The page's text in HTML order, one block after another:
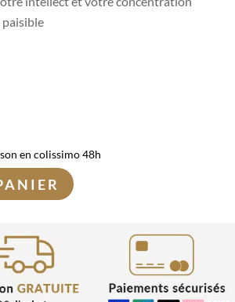
en colissimo 48h